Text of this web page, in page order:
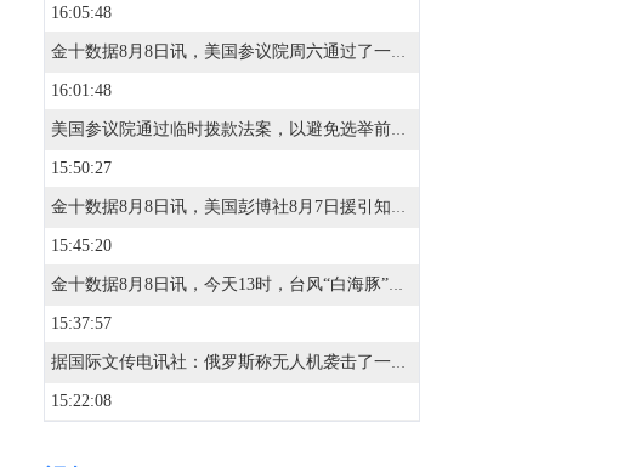
16:05:48
金十数据8月8日讯，美国参议院周六通过了一项临时措施，为联邦机构提供资金至12月11日，此举旨在避免在11月中期选举前数周发生灾难性的联邦政府停摆。另据福克斯新闻报道，本次投票结果为90票赞成、6票反对，参议员达琳·格雷厄姆（共和党-南卡罗来纳州）投了弃权票。这并不一定能完全避免政府停摆，但有助于防止10月1日（政府新财年开始之日）出现停摆。众议院休会归来后仍需就该法案协调一致。
16:01:48
美国参议院通过临时拨款法案，以避免选举前夕出现政府停摆。
15:50:27
金十数据8月8日讯，美国彭博社8月7日援引知情人士的话报道，美国国防部计划在今年年底前对其正在建设的“金穹”天基导弹防御系统进行首次测试。今年4月，美国太空部队宣布与包括太空探索技术公司、洛克希德-马丁公司在内的12家公司签订合同，研发“金穹”系统中可拦截导弹的天基拦截器。报道援引匿名消息人士的话称，如果拦截导弹系统的地面测试在今年年底前顺利完成，政府准备向相关公司支付6000万美元。此外，预计美国太空部队将从2030年起向通过最终测试的团队采购该系统。（CCTV国际时讯）
15:45:20
金十数据8月8日讯，今天13时，台风“白海豚”中心位于距离浙江省温州市东偏南方向约465公里的洋面上，中心附近最大风力14级，45米/秒。虽然离浙江还有一定距离，但“白海豚”外围云系今天上午已经在江苏南部、安徽东南部、浙江等地激发出对流。明天，台风登陆前后，华东降雨进一步增强，江苏南部、安徽东南部、上海、浙江大部将有大到暴雨，其中上海南部、浙江东部有特大暴雨，局地日降雨量将达到400毫米甚至500毫米以上，极端性较强，需注意防范。（央视新闻）
15:37:57
据国际文传电讯社：俄罗斯称无人机袭击了一艘运载乌克兰军队武器的船只，地点位于敖德萨东部。
15:22:08